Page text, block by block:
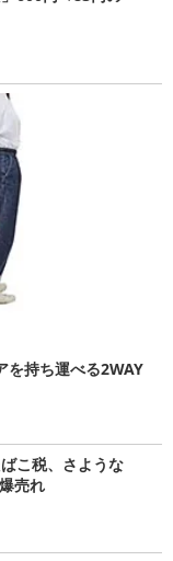
持ち運べる2WAY
こ税、さような
売れ